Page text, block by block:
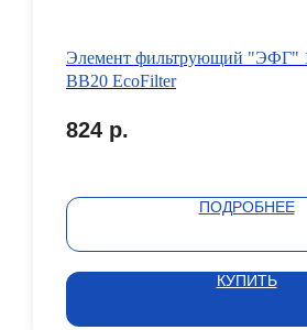
Элемент фильтрующий "ЭФГ"
ВВ20 EcoFilter
824 р.
ПОДРОБНЕЕ
КУПИТЬ